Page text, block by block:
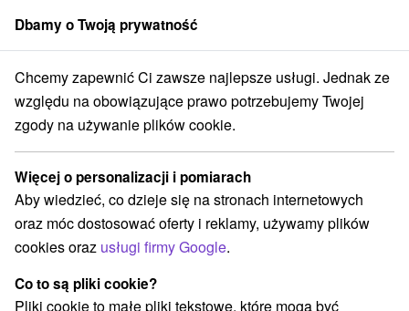
członek grupySorger
na Słowacji Stredné Slovensko Žilinský kraj Raková
Zakwaterowanie na Słowacji
Raková
Kategorie
Wszystkie kategorie
Chaty na prenájom
Drevenice(2)
Dbamy o Twoją prywatność
Chcemy zapewnić Ci zawsze najlepsze usługi. Jednak ze
względu na obowiązujące prawo potrzebujemy Twojej
zgody na używanie plików cookie.
Więcej o personalizacji i pomiarach
Aby wiedzieć, co dzieje się na stronach internetowych
oraz móc dostosować oferty i reklamy, używamy plików
cookies oraz usługi firmy Google.
Co to są pliki cookie?
Pliki cookie to małe pliki tekstowe, które mogą być